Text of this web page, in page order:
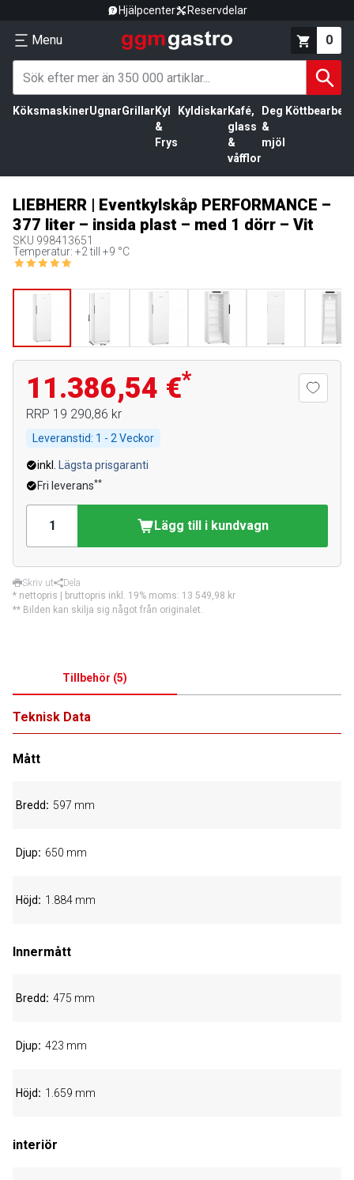
Hjälpcenter Reservdelar
Menu 0
KöksmaskinerUgnarGrillar Kyl
&
Frys
Kyldiskar Kafé,
glass
&
våfflor
Deg
&
mjöl
LIEBHERR | Eventkylskåp PERFORMANCE –
377 liter – insida plast – med 1 dörr – Vit
SKU 998413651
Temperatur: +2 till +9 °C
11.386,54 €*
RRP 19 290,86 kr
Leveranstid: 1 - 2 Veckor
inkl.
Lägsta prisgaranti
Fri leverans**
Lägg till i kundvagn
Skriv ut
Dela
* nettopris | bruttopris inkl. 19% moms: 13 549,98 kr
** Bilden kan skilja sig något från originalet.
Tillbehör (5)
Teknisk Data
Mått
Bredd 597 mm
Djup 650 mm
Höjd 1.884 mm
Innermått
Bredd 475 mm
Djup 423 mm
Höjd 1.659 mm
interiör